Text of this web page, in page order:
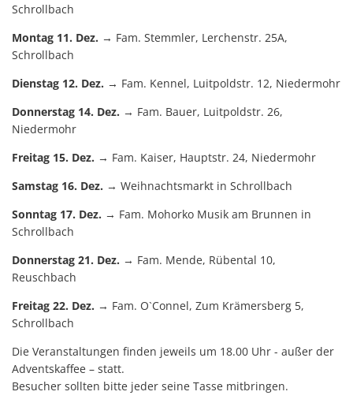
Schrollbach
Montag 11. Dez. → Fam. Stemmler, Lerchenstr. 25A,
Schrollbach
Dienstag 12. Dez. → Fam. Kennel, Luitpoldstr. 12, Niedermohr
Donnerstag 14. Dez. → Fam. Bauer, Luitpoldstr. 26,
Niedermohr
Freitag 15. Dez. → Fam. Kaiser, Hauptstr. 24, Niedermohr
Samstag 16. Dez. → Weihnachtsmarkt in Schrollbach
Sonntag 17. Dez. → Fam. Mohorko Musik am Brunnen in
Schrollbach
Donnerstag 21. Dez. → Fam. Mende, Rübental 10,
Reuschbach
Freitag 22. Dez. → Fam. O`Connel, Zum Krämersberg 5,
Schrollbach
Die Veranstaltungen finden jeweils um 18.00 Uhr - außer der
Adventskaffee – statt.
Besucher sollten bitte jeder seine Tasse mitbringen.